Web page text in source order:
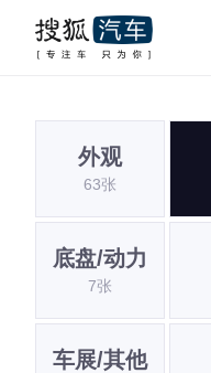
外观
63张
底盘/动力
7张
车展/其他